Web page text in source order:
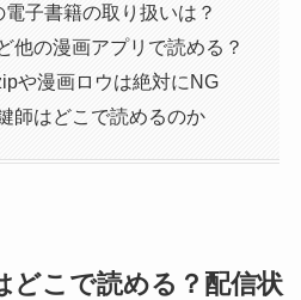
子書籍の取り扱いは？
他の漫画アプリで読める？
や漫画ロウは絶対にNG
師はどこで読めるのか
どこで読める？配信状